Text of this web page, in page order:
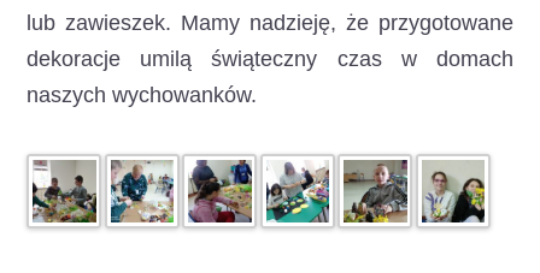
lub zawieszek. Mamy nadzieję, że przygotowane
dekoracje umilą świąteczny czas w domach
naszych wychowanków.